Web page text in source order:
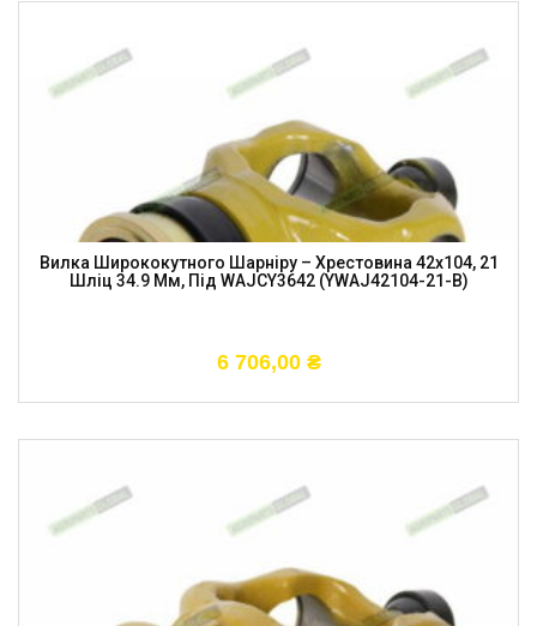
Вилка Ширококутного Шарніру – Хрестовина 42х104, 21
Шліц 34.9 Мм, Під WAJCY3642 (YWAJ42104-21-B)
6 706,00 ₴